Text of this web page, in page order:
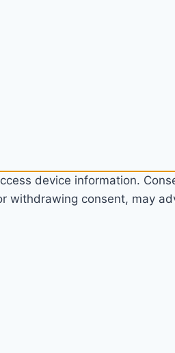
device information.
withdrawing consent, may